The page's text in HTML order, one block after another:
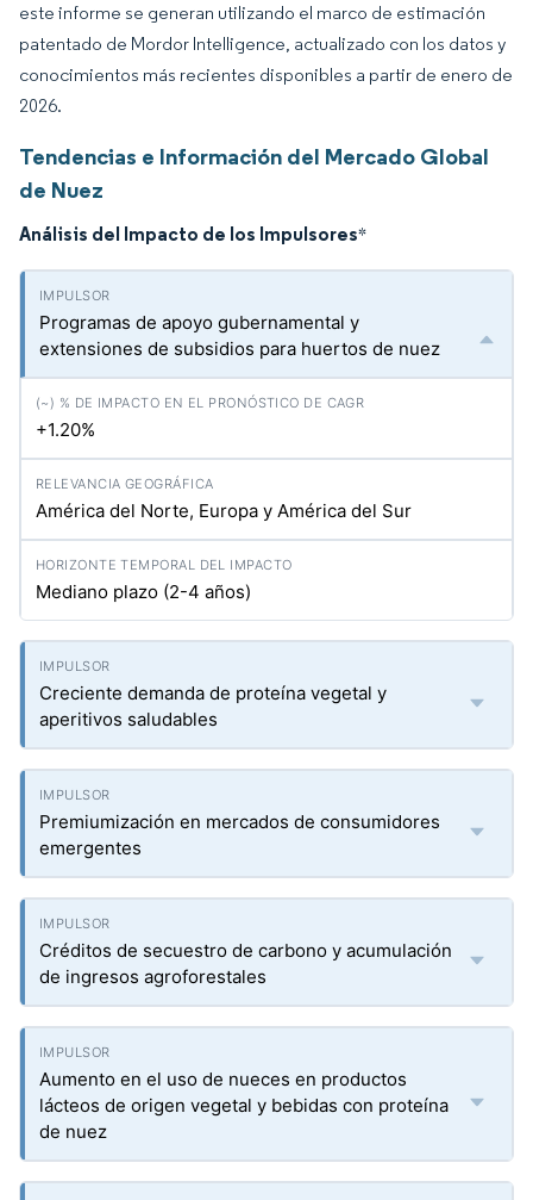
este informe se generan utilizando el marco de estimación
patentado de Mordor Intelligence, actualizado con los datos y
conocimientos más recientes disponibles a partir de enero de
2026.
Tendencias e Información del Mercado Global
de Nuez
Análisis del Impacto de los Impulsores*
Programas de apoyo gubernamental y
extensiones de subsidios para huertos de nuez
+1.20%
América del Norte, Europa y América del Sur
Mediano plazo (2-4 años)
Creciente demanda de proteína vegetal y
aperitivos saludables
Premiumización en mercados de consumidores
emergentes
Créditos de secuestro de carbono y acumulación
de ingresos agroforestales
Aumento en el uso de nueces en productos
lácteos de origen vegetal y bebidas con proteína
de nuez